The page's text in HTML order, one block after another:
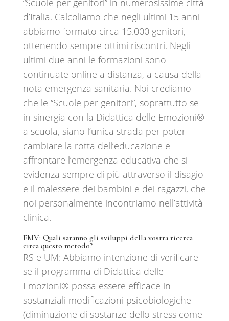
“Scuole per genitori” in numerosissime città
d’Italia. Calcoliamo che negli ultimi 15 anni
abbiamo formato circa 15.000 genitori,
ottenendo sempre ottimi riscontri. Negli
ultimi due anni le formazioni sono
continuate online a distanza, a causa della
nota emergenza sanitaria. Noi crediamo
che le “Scuole per genitori”, soprattutto se
in sinergia con la Didattica delle Emozioni®️
a scuola, siano l’unica strada per poter
cambiare la rotta dell’educazione e
affrontare l’emergenza educativa che si
evidenza sempre di più attraverso il disagio
e il malessere dei bambini e dei ragazzi, che
noi personalmente incontriamo nell’attività
clinica.
FMV: Quali saranno gli sviluppi della vostra ricerca
circa questo metodo?
RS e UM: Abbiamo intenzione di verificare
se il programma di Didattica delle
Emozioni®️ possa essere efficace in
sostanziali modificazioni psicobiologiche
(diminuzione di sostanze dello stress come